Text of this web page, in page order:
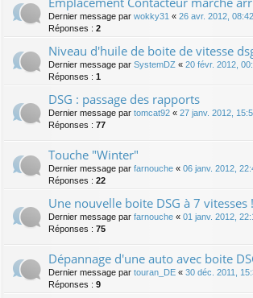
Dernier message par wokky31 « 26 avr. 2012, 08:42
Réponses : 2
Niveau d'huile de boite de vitesse
Dernier message par SystemDZ « 20 févr. 2012,
Réponses : 1
DSG : passage des rapports
Dernier message par tomcat92 « 27 janv. 2012,
Réponses : 77
Touche "Winter"
Dernier message par farnouche « 06 janv. 2012,
Réponses : 22
Une nouvelle boite DSG à 7 vitesses !
Dernier message par farnouche « 01 janv. 2012,
Réponses : 75
Dépannage d'une auto avec boite
Dernier message par touran_DE « 30 déc. 2011,
Réponses : 9